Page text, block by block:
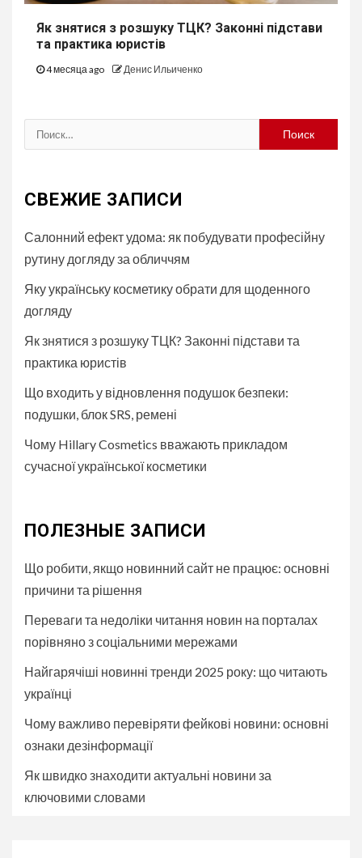
Як знятися з розшуку ТЦК? Законні підстави
та практика юристів
4 месяца ago Денис Ильиченко
Найти:
СВЕЖИЕ ЗАПИСИ
Салонний ефект удома: як побудувати професійну
рутину догляду за обличчям
Яку українську косметику обрати для щоденного
догляду
Як знятися з розшуку ТЦК? Законні підстави та
практика юристів
Що входить у відновлення подушок безпеки:
подушки, блок SRS, ремені
Чому Hillary Cosmetics вважають прикладом
сучасної української косметики
ПОЛЕЗНЫЕ ЗАПИСИ
Що робити, якщо новинний сайт не працює: основні
причини та рішення
Переваги та недоліки читання новин на порталах
порівняно з соціальними мережами
Найгарячіші новинні тренди 2025 року: що читають
українці
Чому важливо перевіряти фейкові новини: основні
ознаки дезінформації
Як швидко знаходити актуальні новини за
ключовими словами